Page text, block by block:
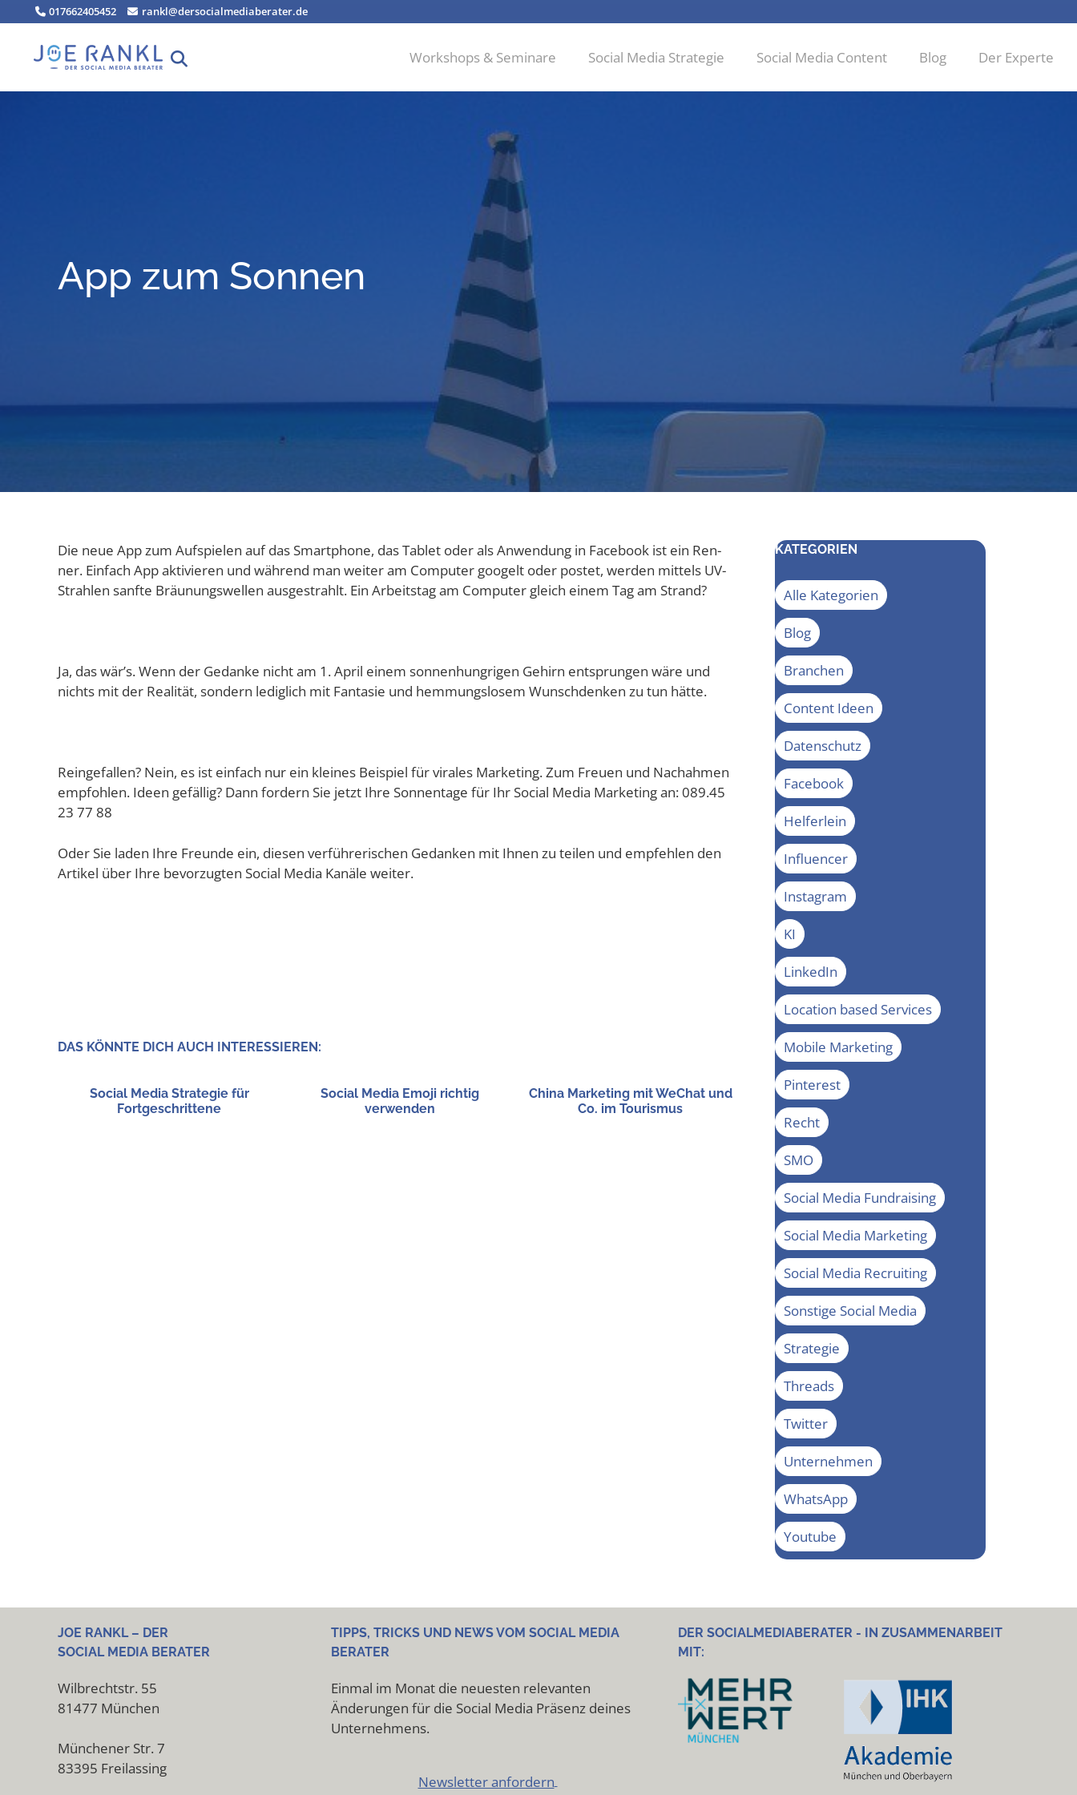
Inhalt
springen
017662405452 rankl@dersocialmediaberater.de
Workshops & Seminare Social Media Strategie Social Media Content Blog Der Experte
App zum Sonnen
Die neue App zum Auf­spie­len auf das Smart­phone, das Tablet oder als Anwen­dung in Face­book ist ein Ren­
ner. Ein­fach App akti­vie­ren und wäh­rend man wei­ter am Com­pu­ter goo­gelt oder pos­tet, wer­den mit­tels UV-
Strah­len sanf­te Bräu­nungs­wel­len aus­ge­strahlt. Ein Arbeits­tag am Com­pu­ter gleich einem Tag am Strand?
Ja, das wär’s. Wenn der Gedan­ke nicht am 1. April einem son­nen­hung­ri­gen Gehirn ent­sprun­gen wäre und
nichts mit der Rea­li­tät, son­dern ledig­lich mit Fan­ta­sie und hem­mungs­lo­sem Wunsch­den­ken zu tun hätte.
Rein­ge­fal­len? Nein, es ist ein­fach nur ein klei­nes Bei­spiel für vira­les Mar­ke­ting. Zum Freu­en und Nach­ah­men
emp­foh­len. Ideen gefäl­lig? Dann for­dern Sie jetzt Ihre Son­nen­ta­ge für Ihr Social Media Mar­ke­ting an: 089.45
23 77 88
Oder Sie laden Ihre Freun­de ein, die­sen ver­füh­re­ri­schen Gedan­ken mit Ihnen zu tei­len und emp­feh­len den
Arti­kel über Ihre bevor­zug­ten Social Media Kanä­le weiter.
DAS KÖNN­TE DICH AUCH INTERESSIEREN:
Social Media Stra­te­gie für
Fortgeschrittene
Social Media Emo­ji rich­tig
verwenden
Chi­na Mar­ke­ting mit WeChat und
Co. im Tourismus
KATEGORIEN
Alle Kategorien
Blog
Branchen
Content Ideen
Datenschutz
Facebook
Helferlein
Influencer
Instagram
KI
LinkedIn
Location based Services
Mobile Marketing
Pinterest
Recht
SMO
Social Media Fundraising
Social Media Marketing
Social Media Recruiting
Sonstige Social Media
Strategie
Threads
Twitter
Unternehmen
WhatsApp
Youtube
JOE RANKL – DER
SOCIAL MEDIA BERATER
Wilbrechtstr. 55
81477 München
Münchener Str. 7
83395 Freilassing
TIPPS, TRICKS UND NEWS VOM SOCIAL MEDIA
BERATER
Einmal im Monat die neuesten relevanten
Änderungen für die Social Media Präsenz deines
Unternehmens.
Newsletter anfordern
DER SOCIALMEDIABERATER - IN ZUSAMMENARBEIT
MIT: